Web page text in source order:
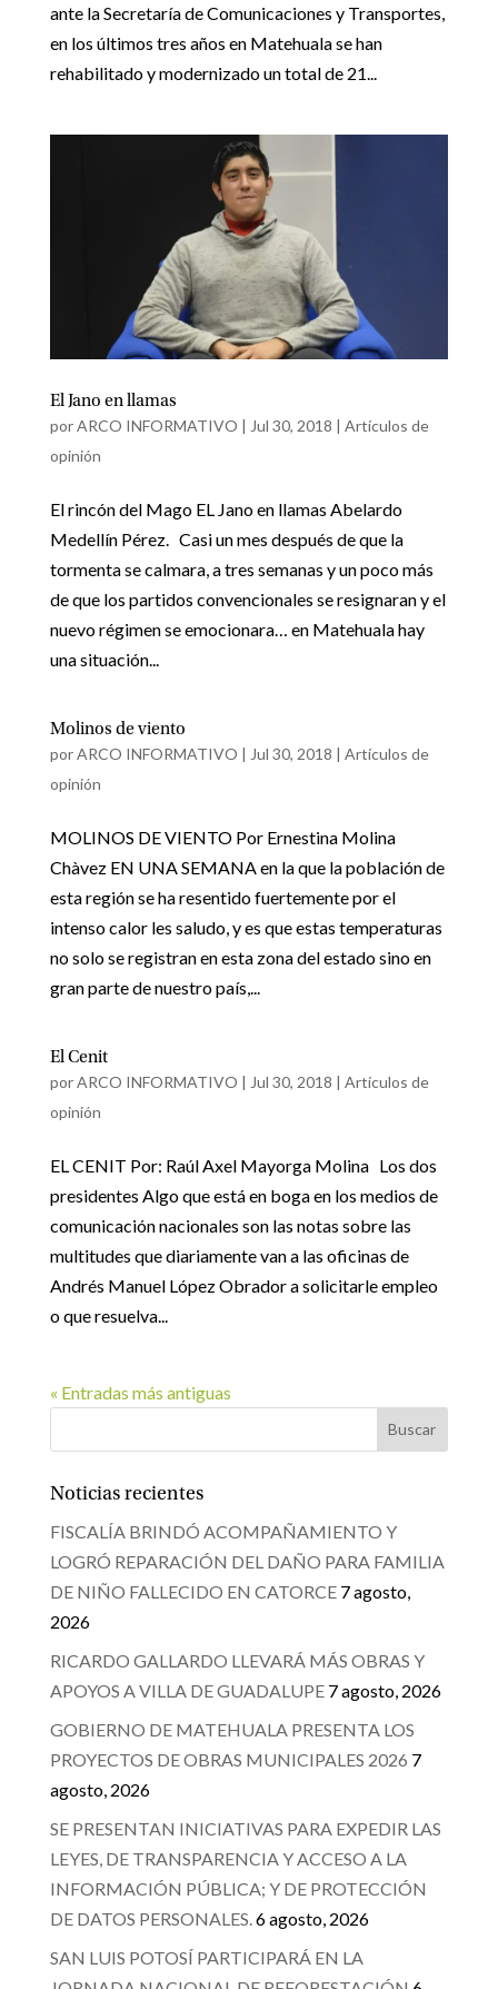
ante la Secretaría de Comunicaciones y Transportes,
en los últimos tres años en Matehuala se han
rehabilitado y modernizado un total de 21...
El Jano en llamas
porARCO INFORMATIVO | Jul 30, 2018 | Artículos de
opinión
El rincón del Mago EL Jano en llamas Abelardo
Medellín Pérez. Casi un mes después de que la
tormenta se calmara, a tres semanas y un poco más
de que los partidos convencionales se resignaran y el
nuevo régimen se emocionara… en Matehuala hay
una situación...
Molinos de viento
porARCO INFORMATIVO | Jul 30, 2018 | Artículos de
opinión
MOLINOS DE VIENTO Por Ernestina Molina
Chàvez EN UNA SEMANA en la que la población de
esta región se ha resentido fuertemente por el
intenso calor les saludo, y es que estas temperaturas
no solo se registran en esta zona del estado sino en
gran parte de nuestro país,...
El Cenit
porARCO INFORMATIVO | Jul 30, 2018 | Artículos de
opinión
EL CENIT Por: Raúl Axel Mayorga Molina Los dos
presidentes Algo que está en boga en los medios de
comunicación nacionales son las notas sobre las
multitudes que diariamente van a las oficinas de
Andrés Manuel López Obrador a solicitarle empleo
o que resuelva...
« Entradas más antiguas
Noticias recientes
FISCALÍA BRINDÓ ACOMPAÑAMIENTO Y
LOGRÓ REPARACIÓN DEL DAÑO PARA FAMILIA
DE NIÑO FALLECIDO EN CATORCE 7 agosto,
2026
RICARDO GALLARDO LLEVARÁ MÁS OBRAS Y
APOYOS A VILLA DE GUADALUPE 7 agosto, 2026
GOBIERNO DE MATEHUALA PRESENTA LOS
PROYECTOS DE OBRAS MUNICIPALES 2026 7
agosto, 2026
SE PRESENTAN INICIATIVAS PARA EXPEDIR LAS
LEYES, DE TRANSPARENCIA Y ACCESO A LA
INFORMACIÓN PÚBLICA; Y DE PROTECCIÓN
DE DATOS PERSONALES. 6 agosto, 2026
SAN LUIS POTOSÍ PARTICIPARÁ EN LA